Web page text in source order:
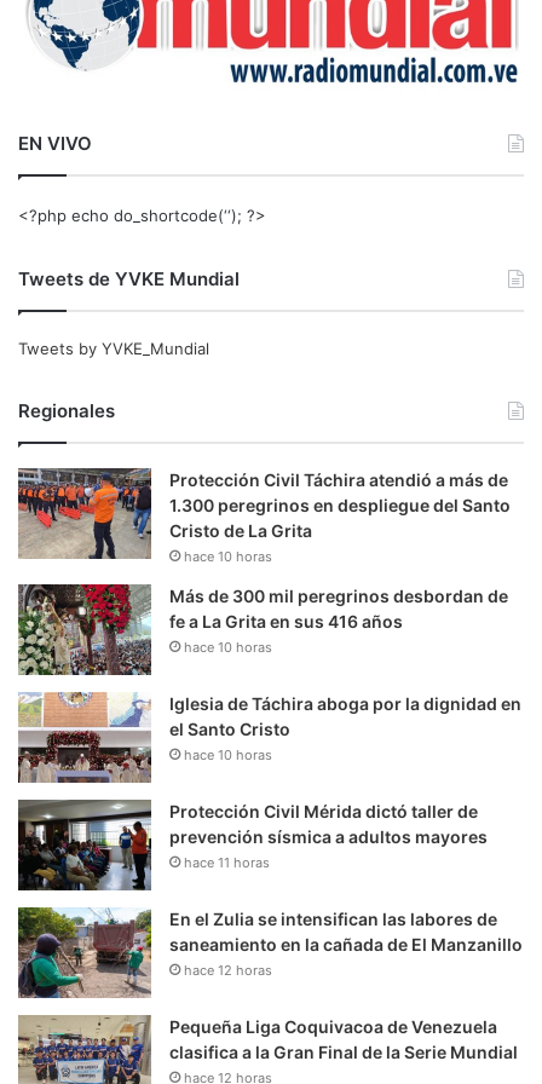
EN VIVO
<?php echo do_shortcode(‘‘); ?>
Tweets de YVKE Mundial
Tweets by YVKE_Mundial
Regionales
Protección Civil Táchira atendió a más de
1.300 peregrinos en despliegue del Santo
Cristo de La Grita
hace 10 horas
Más de 300 mil peregrinos desbordan de
fe a La Grita en sus 416 años
hace 10 horas
Iglesia de Táchira aboga por la dignidad en
el Santo Cristo
hace 10 horas
Protección Civil Mérida dictó taller de
prevención sísmica a adultos mayores
hace 11 horas
En el Zulia se intensifican las labores de
saneamiento en la cañada de El Manzanillo
hace 12 horas
Pequeña Liga Coquivacoa de Venezuela
clasifica a la Gran Final de la Serie Mundial
hace 12 horas